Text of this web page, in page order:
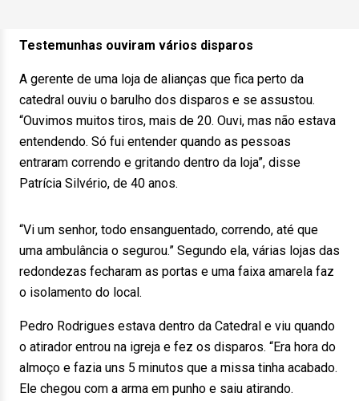
Testemunhas ouviram vários disparos
A gerente de uma loja de alianças que fica perto da
catedral ouviu o barulho dos disparos e se assustou.
“Ouvimos muitos tiros, mais de 20. Ouvi, mas não estava
entendendo. Só fui entender quando as pessoas
entraram correndo e gritando dentro da loja”, disse
Patrícia Silvério, de 40 anos.
“Vi um senhor, todo ensanguentado, correndo, até que
uma ambulância o segurou.” Segundo ela, várias lojas das
redondezas fecharam as portas e uma faixa amarela faz
o isolamento do local.
Pedro Rodrigues estava dentro da Catedral e viu quando
o atirador entrou na igreja e fez os disparos. “Era hora do
almoço e fazia uns 5 minutos que a missa tinha acabado.
Ele chegou com a arma em punho e saiu atirando.